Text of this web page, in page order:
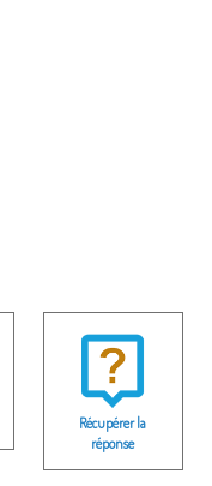
Récupérer la
réponse